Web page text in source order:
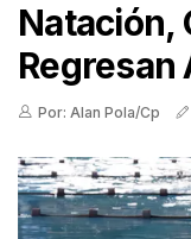
Natación,
Regresan
Por: Alan Pola/Cp